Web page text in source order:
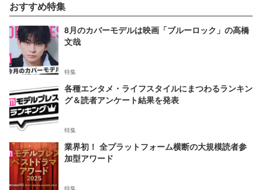
おすすめ特集
8月のカバーモデルは映画「ブルーロック」の高橋
文哉
特集
各種エンタメ・ライフスタイルにまつわるランキン
グ＆読者アンケート結果を発表
特集
業界初！ 全プラットフォーム横断の大規模読者参
加型アワード
特集